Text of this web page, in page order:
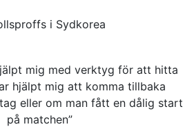
i Sydkorea
mig med verktyg för att hitta
hjälpt mig att komma tillbaka
eller om man fått en dålig start
på matchen”